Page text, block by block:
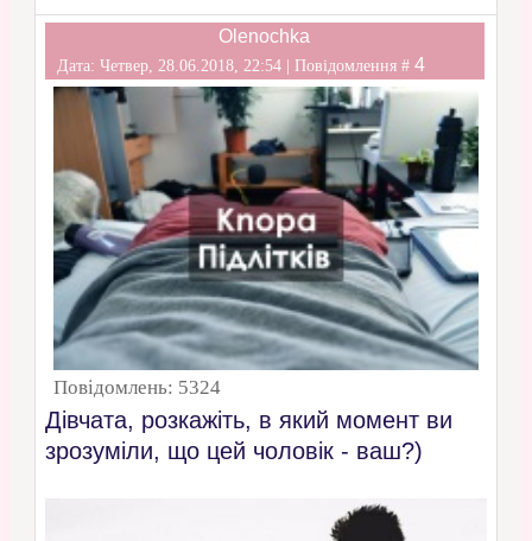
Olenochka
Дата: Четвер, 28.06.2018, 22:54 | Повідомлення # 4
Повідомлень: 5324
Дівчата, розкажіть, в який момент ви
зрозуміли, що цей чоловік - ваш?)